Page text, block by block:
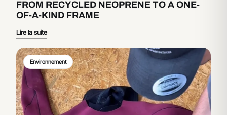
FROM RECYCLED NEOPRENE TO A ONE-
OF-A-KIND FRAME
Lire la suite
Environnement